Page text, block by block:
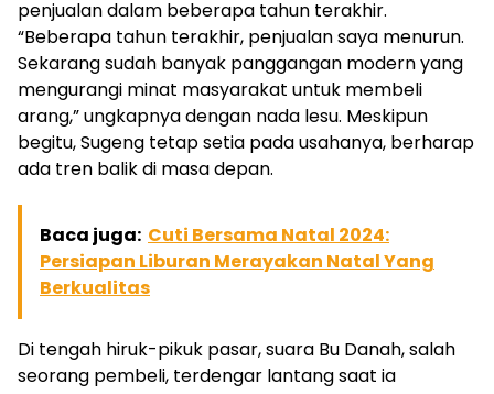
penjualan dalam beberapa tahun terakhir.
“Beberapa tahun terakhir, penjualan saya menurun.
Sekarang sudah banyak panggangan modern yang
mengurangi minat masyarakat untuk membeli
arang,” ungkapnya dengan nada lesu. Meskipun
begitu, Sugeng tetap setia pada usahanya, berharap
ada tren balik di masa depan.
Baca juga: Cuti Bersama Natal 2024:
Persiapan Liburan Merayakan Natal Yang
Berkualitas
Di tengah hiruk-pikuk pasar, suara Bu Danah, salah
seorang pembeli, terdengar lantang saat ia